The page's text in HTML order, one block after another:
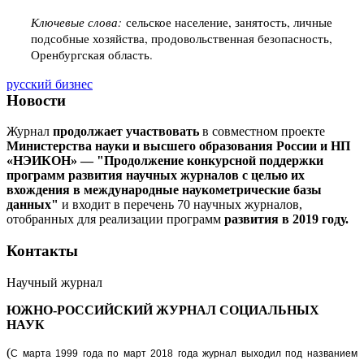
Ключевые слова: сельское население, занятость, личные
подсобные хозяйства, продовольственная безопасность,
Оренбургская область.
русский бизнес
Новости
Журнал продолжает участвовать в совместном проекте
Министерства науки и высшего образования России и НП
«НЭИКОН» — "Продолжение конкурсной поддержки
программ развития научных журналов с целью их
вхождения в международные наукометрические базы
данных" и входит в перечень 70 научных журналов,
отобранных для реализации программ развития в 2019 году.
Контакты
Научный журнал
ЮЖНО-РОССИЙСКИЙ ЖУРНАЛ СОЦИАЛЬНЫХ
НАУК
(С марта 1999 года по март 2018 года журнал выходил под названием